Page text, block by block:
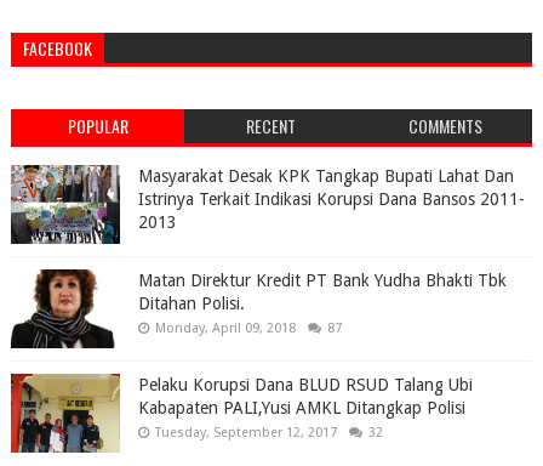
FACEBOOK
POPULAR RECENT COMMENTS
Masyarakat Desak KPK Tangkap Bupati Lahat Dan
Istrinya Terkait Indikasi Korupsi Dana Bansos 2011-
2013
Matan Direktur Kredit PT Bank Yudha Bhakti Tbk
Ditahan Polisi.
Monday, April 09, 2018 87
Pelaku Korupsi Dana BLUD RSUD Talang Ubi
Kabapaten PALI,Yusi AMKL Ditangkap Polisi
Tuesday, September 12, 2017 32